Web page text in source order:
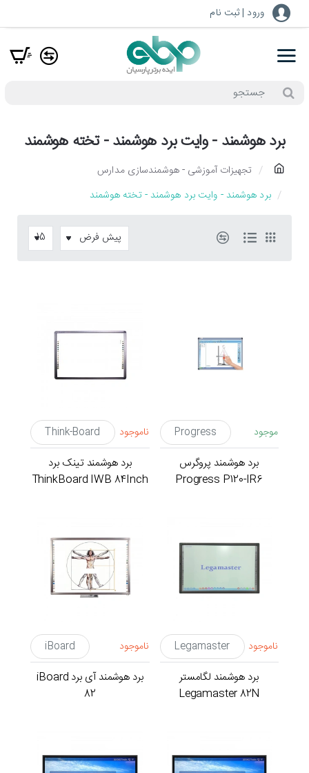
ورود | ثبت نام
برد هوشمند - وایت برد هوشمند - تخته هوشمند
o
e
تجهیزات آموزشی - هوشمندسازی مدارس
برد هوشمند - وایت برد هوشمند - تخته هوشمند
موجود Progress
برد هوشمند پروگرس
Progress P120-IR6
ناموجود Think-Board
برد هوشمند تینک برد
ThinkBoard IWB 84Inch
ناموجود Legamaster
برد هوشمند لگامستر
Legamaster 82N
ناموجود iBoard
برد هوشمند آی برد iBoard
82